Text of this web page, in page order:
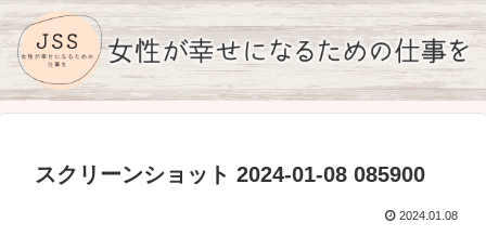
スクリーンショット 2024-01-08 085900
2024.01.08